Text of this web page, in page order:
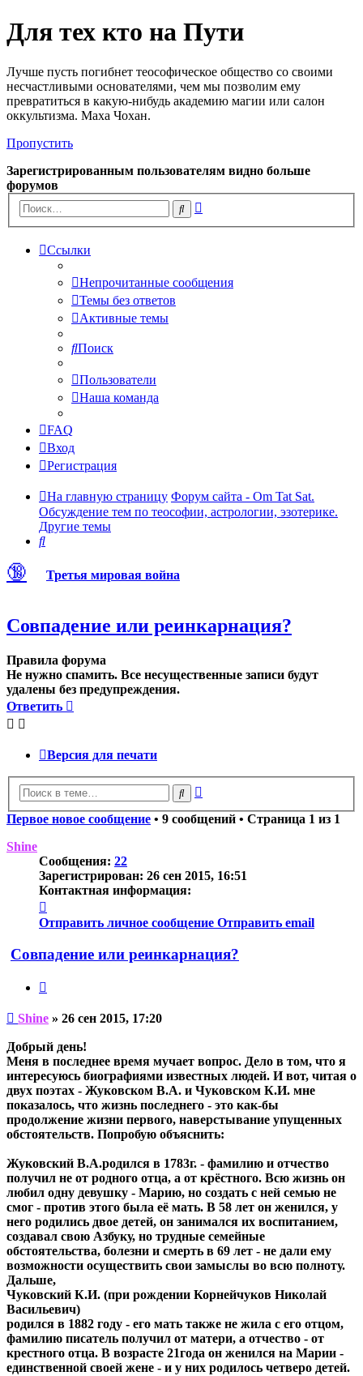
Для тех кто на Пути
Лучше пусть погибнет теософическое общество со своими
несчастливыми основателями, чем мы позволим ему
превратиться в какую-нибудь академию магии или салон
оккультизма. Маха Чохан.
Пропустить
Зарегистрированным пользователям видно больше
форумов
Поиск
Ссылки
Непрочитанные сообщения
Темы без ответов
Активные темы
Поиск
Пользователи
Наша команда
FAQ
Вход
Регистрация
На главную страницу Форум сайта - Om Tat Sat.
Обсуждение тем по теософии, астрологии, эзотерике.
Другие темы
Поиск
🔞 Третья мировая война
Совпадение или реинкарнация?
Правила форума
Не нужно спамить. Все несущественные записи будут
удалены без предупреждения.
Ответить
Версия для печати
Поиск
Первое новое сообщение • 9 сообщений • Страница 1 из 1
Shine
Сообщения: 22
Зарегистрирован: 26 сен 2015, 16:51
Контактная информация:
информация
пользователя
Отправить личное сообщение Отправить email
Совпадение или реинкарнация?
Непрочитанное
Shine » 26 сен 2015, 17:20
Добрый день!
Меня в последнее время мучает вопрос. Дело в том, что я
интересуюсь биографиями известных людей. И вот, читая о
двух поэтах - Жуковском В.А. и Чуковском К.И. мне
показалось, что жизнь последнего - это как-бы
продолжение жизни первого, наверстывание упущенных
обстоятельств. Попробую объяснить:
Жуковский В.А.родился в 1783г. - фамилию и отчество
получил не от родного отца, а от крёстного. Всю жизнь он
любил одну девушку - Марию, но создать с ней семью не
смог - против этого была её мать. В 58 лет он женился, у
него родились двое детей, он занимался их воспитанием,
создавал свою Азбуку, но трудные семейные
обстоятельства, болезни и смерть в 69 лет - не дали ему
возможности осуществить свои замыслы во всю полноту.
Дальше,
Чуковский К.И. (при рождении Корнейчуков Николай
Васильевич)
родился в 1882 году - его мать также не жила с его отцом,
фамилию писатель получил от матери, а отчество - от
крестного отца. В возрасте 21года он женился на Марии -
единственной своей жене - и у них родилось четверо детей.